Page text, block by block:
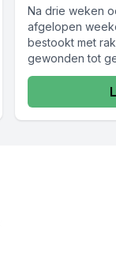
Na drie weken
afgelopen
bestookt met
gewonden tot
clusterbommen